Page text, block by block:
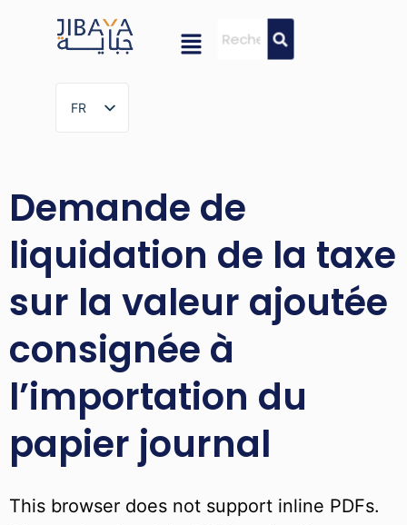
FR
FR
Demande de
liquidation de la taxe
sur la valeur ajoutée
consignée à
l’importation du
papier journal
This browser does not support inline PDFs.